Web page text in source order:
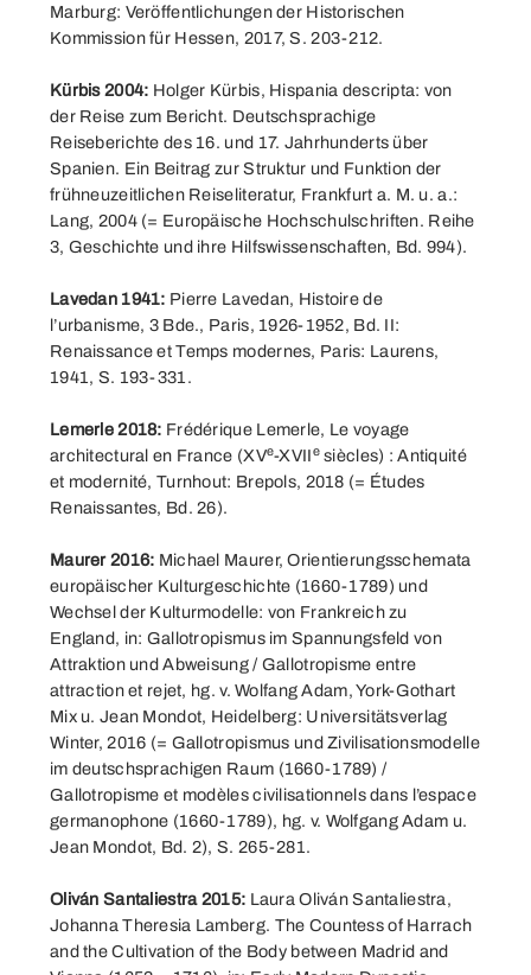
Marburg: Veröffentlichungen der Historischen
Kommission für Hessen, 2017, S. 203-212.
Kürbis 2004: Holger Kürbis, Hispania descripta: von
der Reise zum Bericht. Deutschsprachige
Reiseberichte des 16. und 17. Jahrhunderts über
Spanien. Ein Beitrag zur Struktur und Funktion der
frühneuzeitlichen Reiseliteratur, Frankfurt a. M. u. a.:
Lang, 2004 (= Europäische Hochschulschriften. Reihe
3, Geschichte und ihre Hilfswissenschaften, Bd. 994).
Lavedan 1941: Pierre Lavedan, Histoire de
l’urbanisme, 3 Bde., Paris, 1926-1952, Bd. II:
Renaissance et Temps modernes, Paris: Laurens,
1941, S. 193-331.
Lemerle 2018: Frédérique Lemerle, Le voyage
architectural en France (XVe-XVIIesiècles) : Antiquité
et modernité, Turnhout: Brepols, 2018 (= Études
Renaissantes, Bd. 26).
Maurer 2016: Michael Maurer, Orientierungsschemata
europäischer Kulturgeschichte (1660-1789) und
Wechsel der Kulturmodelle: von Frankreich zu
England, in: Gallotropismus im Spannungsfeld von
Attraktion und Abweisung / Gallotropisme entre
attraction et rejet, hg. v. Wolfang Adam, York-Gothart
Mix u. Jean Mondot, Heidelberg: Universitätsverlag
Winter, 2016 (= Gallotropismus und Zivilisationsmodelle
im deutschsprachigen Raum (1660-1789) /
Gallotropisme et modèles civilisationnels dans l’espace
germanophone (1660-1789), hg. v. Wolfgang Adam u.
Jean Mondot, Bd. 2), S. 265-281.
Oliván Santaliestra 2015: Laura Oliván Santaliestra,
Johanna Theresia Lamberg. The Countess of Harrach
and the Cultivation of the Body between Madrid and